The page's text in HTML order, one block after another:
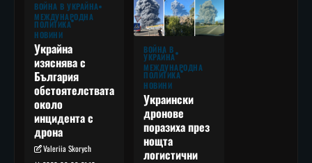
ВОЙНА В УКРАЙНА
МЕЖДУНАРОДНА
ПОЛИТИКА
НОВИНИ
Украйна
изяснява с
България
обстоятелствата
около
инцидента с
дрона
Valeriia Skorych
ВОЙНА В
УКРАЙНА
МЕЖДУНАРОДНА
ПОЛИТИКА
НОВИНИ
Украински
дронове
поразиха през
нощта
логистични